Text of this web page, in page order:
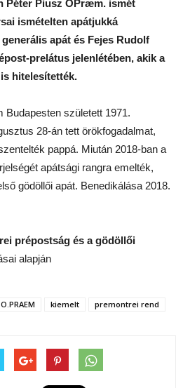
Péter Piusz OPræm. ismét
ismételten apátjukká
apát és Fejes Rudolf
prelátus jelenlétében, akik a
hitelesítették.
született 1971.
28-án tett örökfogadalmat,
pappá. Miután 2018-ban a
apátsági rangra emelték,
gödöllői apát. Benedikálása 2018.
prépostság és a gödöllői
alapján
kiemelt premontrei rend